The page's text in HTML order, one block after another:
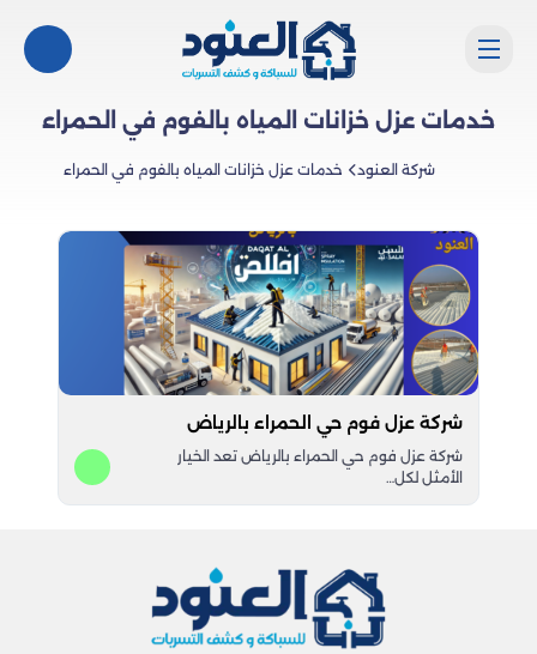
خدمات عزل خزانات المياه بالفوم في الحمراء
شركة العنود خدمات عزل خزانات المياه بالفوم في الحمراء
شركة عزل فوم حي الحمراء بالرياض
شركة عزل فوم حي الحمراء بالرياض تعد الخيار
الأمثل لكل…